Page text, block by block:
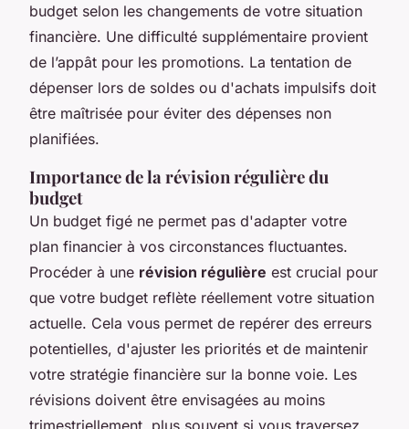
budget selon les changements de votre situation
financière. Une difficulté supplémentaire provient
de l’appât pour les promotions. La tentation de
dépenser lors de soldes ou d'achats impulsifs doit
être maîtrisée pour éviter des dépenses non
planifiées.
Importance de la révision régulière du
budget
Un budget figé ne permet pas d'adapter votre
plan financier à vos circonstances fluctuantes.
Procéder à une révision régulière est crucial pour
que votre budget reflète réellement votre situation
actuelle. Cela vous permet de repérer des erreurs
potentielles, d'ajuster les priorités et de maintenir
votre stratégie financière sur la bonne voie. Les
révisions doivent être envisagées au moins
trimestriellement, plus souvent si vous traversez